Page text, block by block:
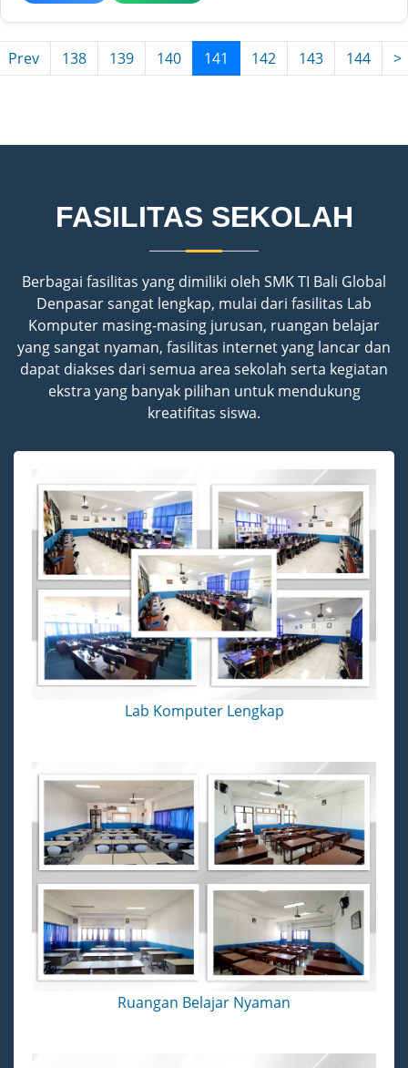
Prev 138 139 140 141 (current)
142 143 144 >
FASILITAS SEKOLAH
Berbagai fasilitas yang dimiliki oleh SMK TI Bali Global
Denpasar sangat lengkap, mulai dari fasilitas Lab
Komputer masing-masing jurusan, ruangan belajar
yang sangat nyaman, fasilitas internet yang lancar dan
dapat diakses dari semua area sekolah serta kegiatan
ekstra yang banyak pilihan untuk mendukung
kreatifitas siswa.
Lab Komputer Lengkap
Ruangan Belajar Nyaman